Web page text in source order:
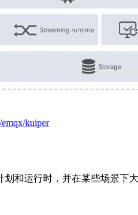
kuiper
划和运行时，并在某些场景下